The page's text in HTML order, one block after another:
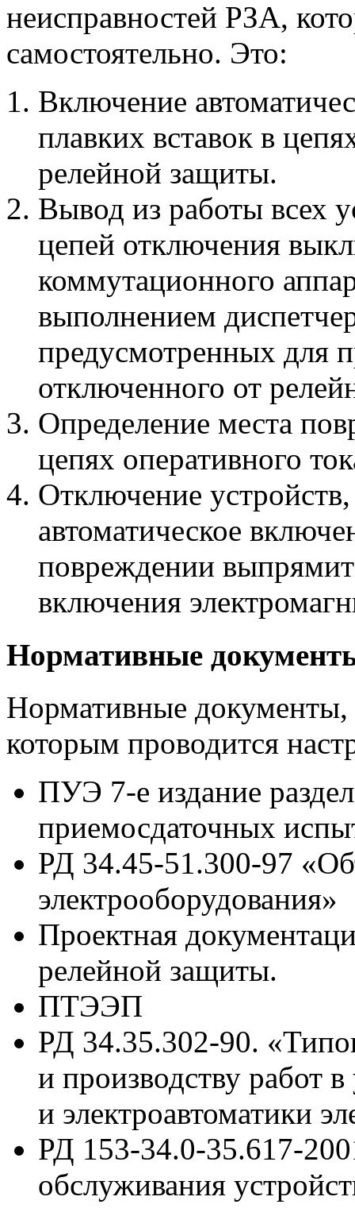
неисправностей РЗА,
самостоятельно. Это:
Включение
плавких вставок в
релейной защиты.
Вывод из работы всех
цепей отключения
коммутационного
выполнением
предусмотренных для
отключенного от
Определение места
цепях оперативного
Отключение
автоматическое
повреждении
включения
Нормативные
Нормативные документы,
которым проводится
ПУЭ 7-е издание
приемосдаточных
РД 34.45-51.300-97
электрооборудования»
Проектная
релейной защиты.
ПТЭЭП
РД 34.35.302-90.
и производству работ
и электроавтоматики
РД 153-34.0-35.617-
обслуживания